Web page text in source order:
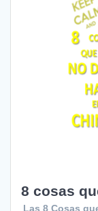
8 cosas
Las 8 Cosas